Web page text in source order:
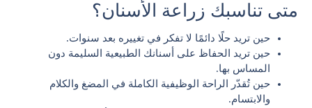
متى تناسبك زراعة الأسنان؟
حين تريد حلًا دائمًا لا تفكر في تغييره بعد سنوات.
حين تريد الحفاظ على أسنانك الطبيعية السليمة دون
المساس بها.
حين تُقدّر الراحة الوظيفية الكاملة في المضغ والكلام
والابتسام.